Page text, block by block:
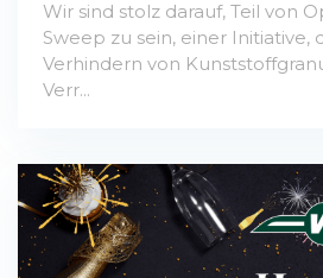
Wir sind stolz darauf, Teil von
Sweep zu sein, einer Initiative,
Verhindern von
Verr...